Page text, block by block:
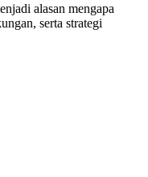
alasan mengapa
serta strategi